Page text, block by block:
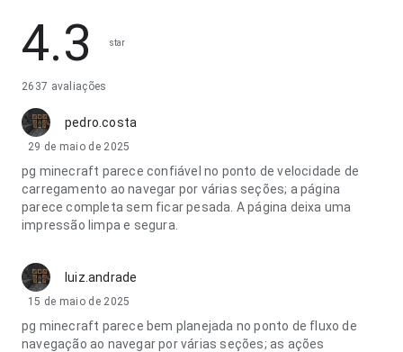
4.3 star
2637 avaliações
pedro.costa
29 de maio de 2025
pg minecraft parece confiável no ponto de velocidade de
carregamento ao navegar por várias seções; a página
parece completa sem ficar pesada. A página deixa uma
impressão limpa e segura.
luiz.andrade
15 de maio de 2025
pg minecraft parece bem planejada no ponto de fluxo de
navegação ao navegar por várias seções; as ações